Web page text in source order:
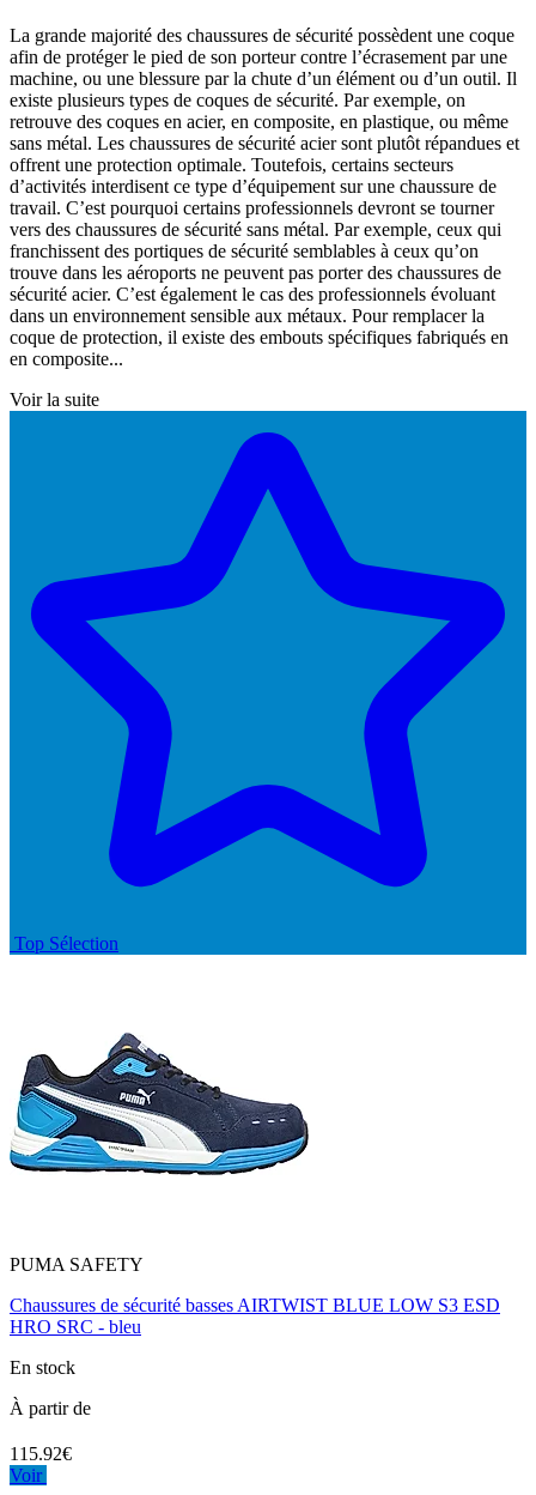
La grande majorité des chaussures de sécurité possèdent une coque
afin de protéger le pied de son porteur contre l’écrasement par une
machine, ou une blessure par la chute d’un élément ou d’un outil. Il
existe plusieurs types de coques de sécurité. Par exemple, on
retrouve des coques en acier, en composite, en plastique, ou même
sans métal. Les chaussures de sécurité acier sont plutôt répandues et
offrent une protection optimale. Toutefois, certains secteurs
d’activités interdisent ce type d’équipement sur une chaussure de
travail. C’est pourquoi certains professionnels devront se tourner
vers des chaussures de sécurité sans métal. Par exemple, ceux qui
franchissent des portiques de sécurité semblables à ceux qu’on
trouve dans les aéroports ne peuvent pas porter des chaussures de
sécurité acier. C’est également le cas des professionnels évoluant
dans un environnement sensible aux métaux. Pour remplacer la
coque de protection, il existe des embouts spécifiques fabriqués en
en composite...
Voir la suite
Top Sélection
PUMA SAFETY
Chaussures de sécurité basses AIRTWIST BLUE LOW S3 ESD
HRO SRC - bleu
En stock
À partir de
115.92€
Voir